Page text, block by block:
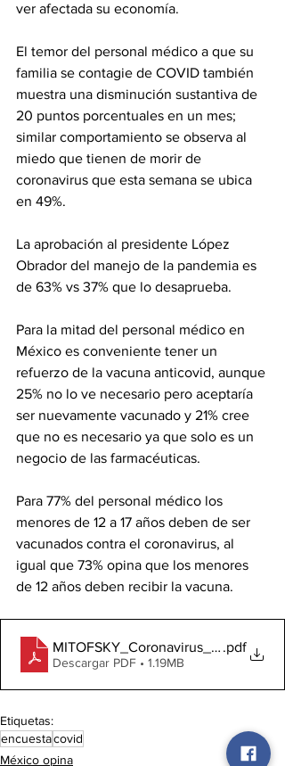
ver afectada su economía.
El temor del personal médico a que su
familia se contagie de COVID también
muestra una disminución sustantiva de
20 puntos porcentuales en un mes;
similar comportamiento se observa al
miedo que tienen de morir de
coronavirus que esta semana se ubica
en 49%.
La aprobación al presidente López
Obrador del manejo de la pandemia es
de 63% vs 37% que lo desaprueba.
Para la mitad del personal médico en
México es conveniente tener un
refuerzo de la vacuna anticovid, aunque
25% no lo ve necesario pero aceptaría
ser nuevamente vacunado y 21% cree
que no es necesario ya que solo es un
negocio de las farmacéuticas.
Para 77% del personal médico los
menores de 12 a 17 años deben de ser
vacunados contra el coronavirus, al
igual que 73% opina que los menores
de 12 años deben recibir la vacuna.
.pdf
Descargar PDF • 1.19MB
Etiquetas:
encuestacovid
México opina